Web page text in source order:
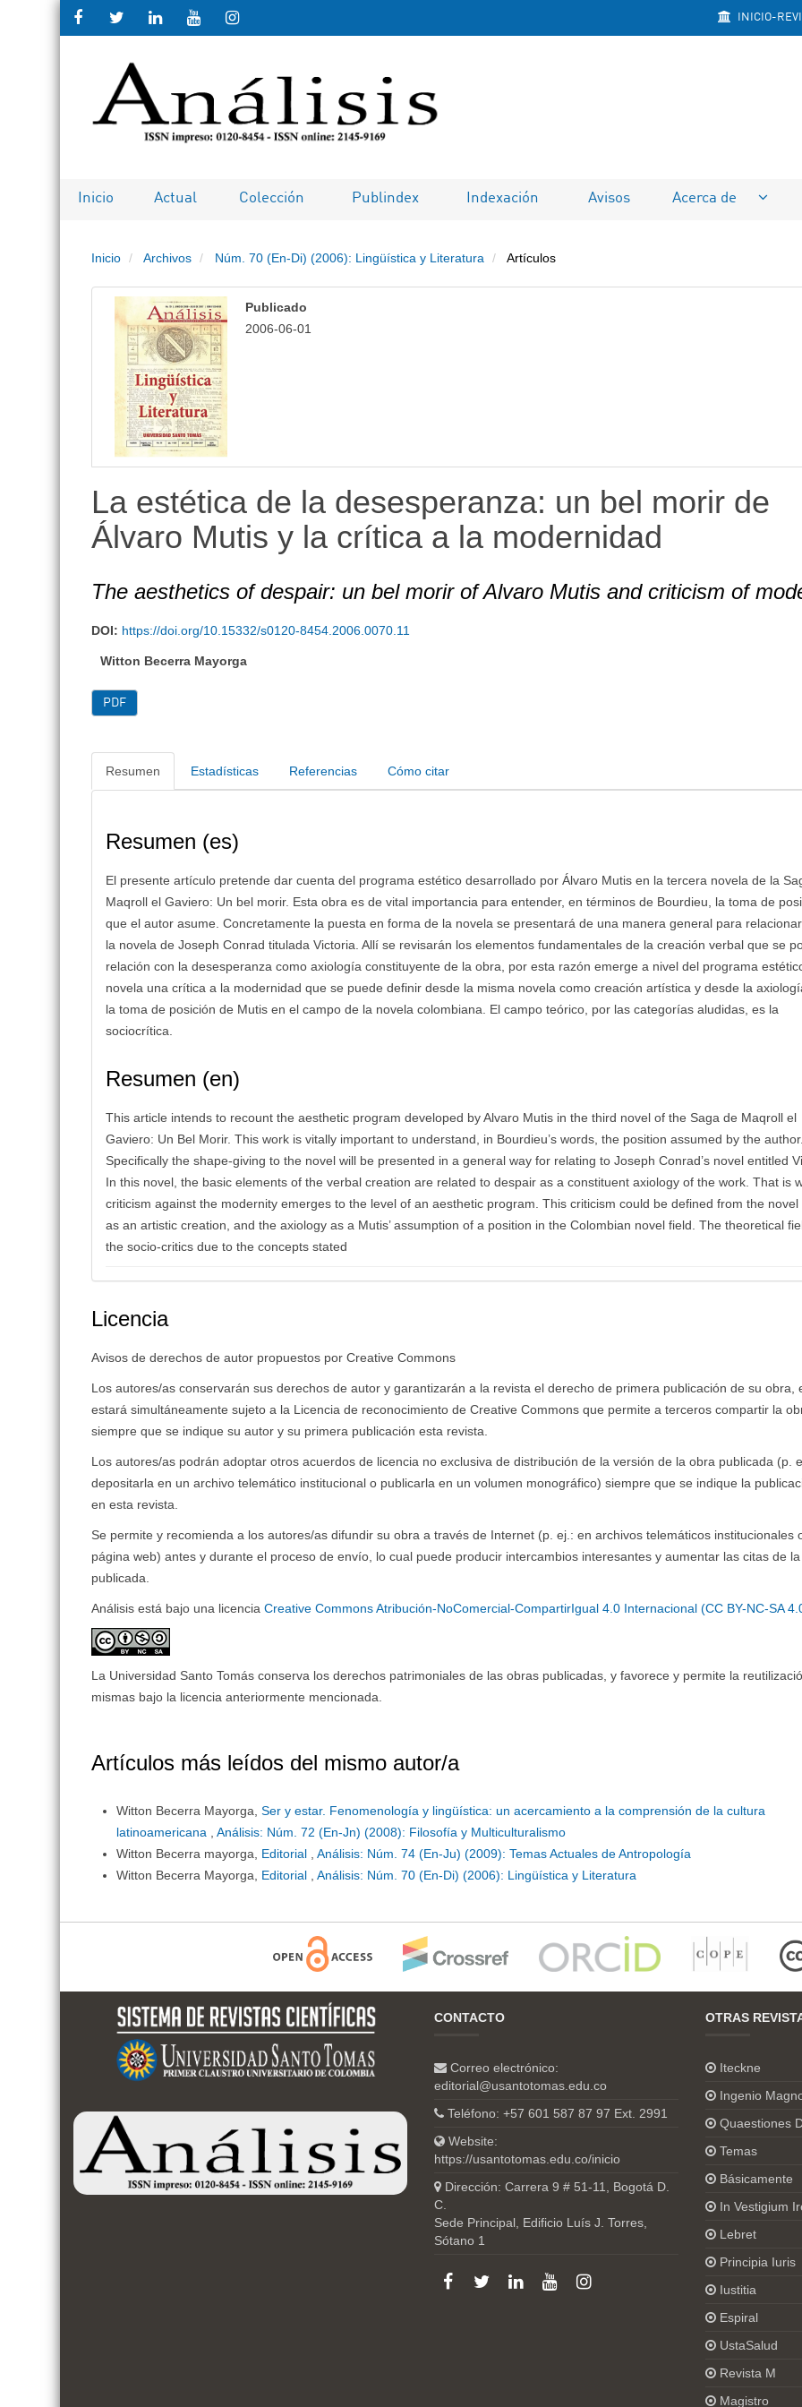
Salto rápido al contenido de la página
Navegación principal
Contenido principal
Barra lateral
INICIO-
Inicio Actual Colección Publindex Indexación Avisos Acerca de
Inicio Archivos Núm. 70 (En-Di) (2006): Lingüística y Literatura Artículos
Publicado
2006-06-01
La estética de la desesperanza: un bel morir de
Álvaro Mutis y la crítica a la modernidad
The aesthetics of despair: un bel morir of Alvaro Mutis and criticism of
DOI: https://doi.org/10.15332/s0120-8454.2006.0070.11
Witton Becerra Mayorga
PDF
Resumen Estadísticas Referencias Cómo citar
Resumen (es)
El presente artículo pretende dar cuenta del programa estético desa­rrollado por Álvaro Mutis en la tercera novela de la
Maqroll el Gaviero: Un bel morir. Esta obra es de vital importancia para entender, en términos de Bourdieu, la toma de
que el autor asume. Concretamente la puesta en forma de la novela se presentará de una manera general para
la novela de Joseph Conrad titulada Victoria. Allí se revisarán los elementos fundamentales de la creación verbal que se
relación con la desesperanza como axiología constituyente de la obra, por esta razón emerge a nivel del programa
novela una crítica a la modernidad que se puede definir desde la misma novela como creación artística y desde la
la toma de posición de Mutis en el campo de la novela colombiana. El campo teórico, por las categorías aludidas, es la
sociocrítica.
Resumen (en)
This article intends to recount the aesthetic program developed by Alvaro Mutis in the third novel of the Saga de Maqroll el
Gaviero: Un Bel Morir. This work is vitally important to understand, in Bourdieu’s words, the position assumed by the author.
Specifically the shape-giving to the novel will be presented in a general way for relating to Joseph Conrad’s novel entitled
In this novel, the basic elements of the verbal creation are related to despair as a constituent axiology of the work. That is
criticism against the modernity emerges to the level of an aesthetic program. This criticism could be defined from the novel
as an artistic creation, and the axiology as a Mutis’ assumption of a position in the Colombian novel field. The theoretical
the socio-critics due to the concepts stated
Licencia
Avisos de derechos de autor propuestos por Creative Commons
Los autores/as conservarán sus derechos de autor y garantizarán a la revista el derecho de primera publicación de su obra,
estará simultáneamente sujeto a la Licencia de reconocimiento de Creative Commons que permite a terceros compartir la
siempre que se indique su autor y su primera publicación esta revista.
Los autores/as podrán adoptar otros acuerdos de licencia no exclusiva de distribución de la versión de la obra publicada (p.
depositarla en un archivo telemático institucional o publicarla en un volumen monográfico) siempre que se indique la
en esta revista.
Se permite y recomienda a los autores/as difundir su obra a través de Internet (p. ej.: en archivos telemáticos institucionales
página web) antes y durante el proceso de envío, lo cual puede producir intercambios interesantes y aumentar las citas de
publicada.
Análisis está bajo una licenciaCreative Commons Atribución-NoComercial-CompartirIgual 4.0 Internacional (CC BY-NC-SA
La Universidad Santo Tomás conserva los derechos patrimoniales de las obras publicadas, y favorece y permite la
mismas bajo la licencia anteriormente mencionada.
Artículos más leídos del mismo autor/a
Witton Becerra Mayorga,Ser y estar. Fenomenología y lingüística: un acercamiento a la comprensión de la cultura
latinoamericana
,Análisis: Núm. 72 (En-Jn) (2008): Filosofía y Multiculturalismo
Witton Becerra mayorga, Editorial ,Análisis: Núm. 74 (En-Ju) (2009): Temas Actuales de Antropología
Witton Becerra Mayorga, Editorial ,Análisis: Núm. 70 (En-Di) (2006): Lingüística y Literatura
CONTACTO
Correo electrónico:
editorial@usantotomas.edu.co
Teléfono: +57 601 587 87 97 Ext. 2991
Website:
https://usantotomas.edu.co/inicio
Dirección: Carrera 9 # 51-11, Bogotá D.
C.
Sede Principal, Edificio Luís J. Torres,
Sótano 1
OTRAS
Iteckne
Ingenio
Quaestiones
Temas
Básicamente
In Vestigium
Lebret
Principia Iuris
Iustitia
Espiral
UstaSalud
Revista M
Magistro